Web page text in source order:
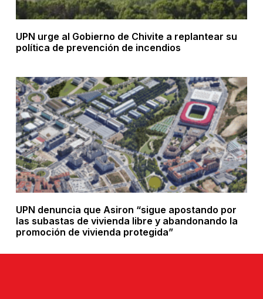
UPN urge al Gobierno de Chivite a replantear su
política de prevención de incendios
UPN denuncia que Asiron “sigue apostando por
las subastas de vivienda libre y abandonando la
promoción de vivienda protegida”